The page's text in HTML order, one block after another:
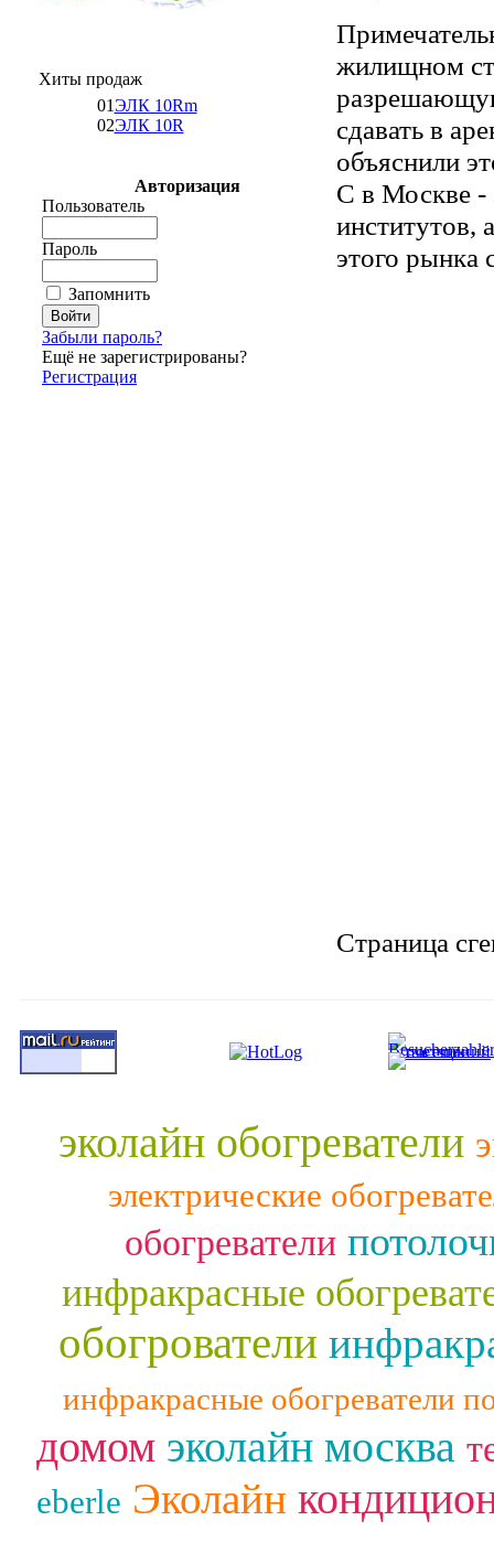
Хиты продаж
01ЭЛК 10Rm
02ЭЛК 10R
Авторизация
Пользователь
Пароль
Запомнить
Забыли пароль?
Ещё не зарегистрированы?
Регистрация
жилищном
сдавать в
объяснили
С в Москве
институтов,
этого рынка
Страница
эколайн обогреватели
электрические
обогреватели
инфракрасные
обогрователи
инфракрасные обогреватели
домом эколайн москва
eberle Эколайн